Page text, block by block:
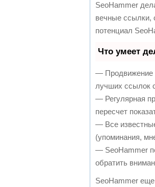
SeoHammer
вечные ссылки,
потенциал
Что умеет
— Продвижение
лучших ссылок
— Регулярная
пересчет
— Все
(упоминания,
— SeoHammer
обратить
SeoHammer